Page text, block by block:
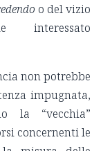
o del vizio
interessato
non potrebbe
impugnata,
la “vecchia”
concernenti le